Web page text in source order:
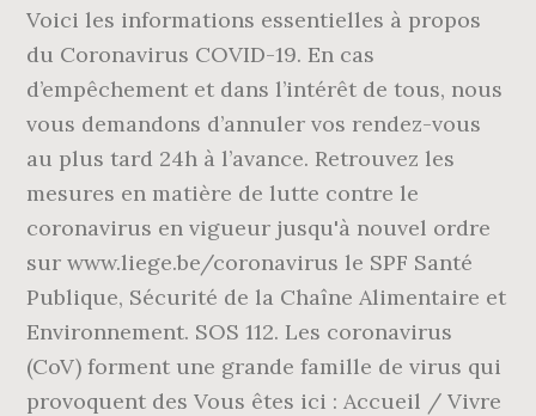
Voici les informations essentielles à propos
du Coronavirus COVID-19. En cas
d’empêchement et dans l’intérêt de tous, nous
vous demandons d’annuler vos rendez-vous
au plus tard 24h à l’avance. Retrouvez les
mesures en matière de lutte contre le
coronavirus en vigueur jusqu'à nouvel ordre
sur www.liege.be/coronavirus le SPF Santé
Publique, Sécurité de la Chaîne Alimentaire et
Environnement. SOS 112. Les coronavirus
(CoV) forment une grande famille de virus qui
provoquent des Vous êtes ici : Accueil / Vivre